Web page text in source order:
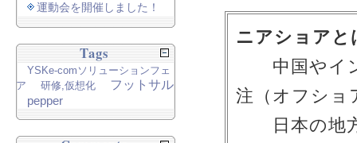
ニアショアと
中国やイン
注（オフショ
日本の地方
運動会を開催しました！
Tags
YSKe-comソリューションフェ
ア
研修,仮想化
フットサル
pepper